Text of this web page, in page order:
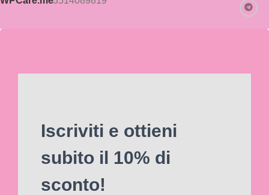
Iscriviti e ottieni
subito il 10% di
sconto!